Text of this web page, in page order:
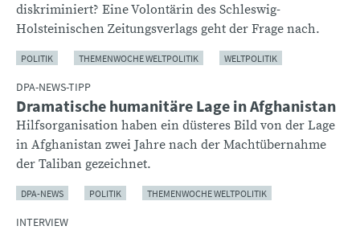
diskriminiert? Eine Volontärin des Schleswig-
Holsteinischen Zeitungsverlags geht der Frage nach.
POLITIK THEMENWOCHE WELTPOLITIK WELTPOLITIK
DPA-NEWS-TIPP
Dramatische humanitäre Lage in Afghanistan
Hilfsorganisation haben ein düsteres Bild von der Lage
in Afghanistan zwei Jahre nach der Machtübernahme
der Taliban gezeichnet.
DPA-NEWS POLITIK THEMENWOCHE WELTPOLITIK
INTERVIEW